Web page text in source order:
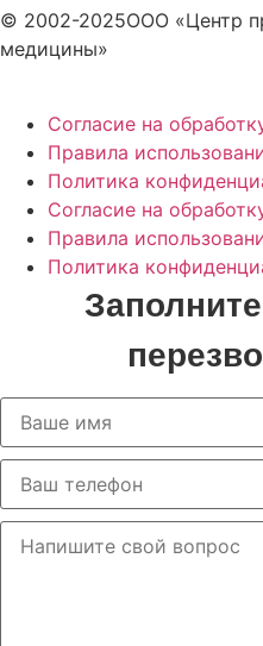
© 2002-2025ООО «Центр
медицины»
Согласие на
Правила
Политика
Согласие на
Правила
Политика